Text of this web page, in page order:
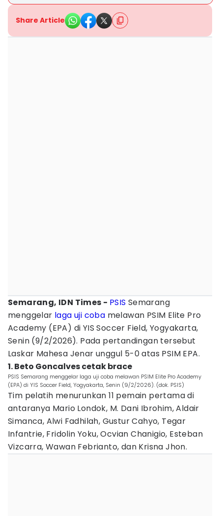
Share Article
Semarang, IDN Times - PSIS Semarang
menggelar laga uji coba melawan PSIM Elite Pro
Academy (EPA) di YIS Soccer Field, Yogyakarta,
Senin (9/2/2026). Pada pertandingan tersebut
Laskar Mahesa Jenar unggul 5-0 atas PSIM EPA.
1. Beto Goncalves cetak brace
PSIS Semarang menggelar laga uji coba melawan PSIM Elite Pro Academy
(EPA) di YIS Soccer Field, Yogyakarta, Senin (9/2/2026). (dok. PSIS)
Tim pelatih menurunkan 11 pemain pertama di
antaranya Mario Londok, M. Dani Ibrohim, Aldair
Simanca, Alwi Fadhilah, Gustur Cahyo, Tegar
Infantrie, Fridolin Yoku, Ocvian Chanigio, Esteban
Vizcarra, Wawan Febrianto, dan Krisna Jhon.